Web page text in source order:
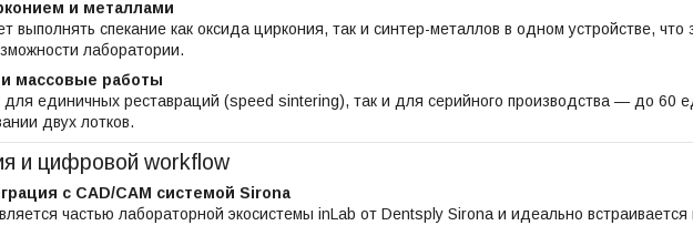
и металлами
выполнять спекание как оксида циркония, так и синтер-металлов в одном устройстве, что
лаборатории.
массовые работы
единичных реставраций (speed sintering), так и для серийного производства — до 60
двух лотков.
и цифровой workflow
с CAD/CAM системой Sirona
частью лабораторной экосистемы inLab от Dentsply Sirona и идеально